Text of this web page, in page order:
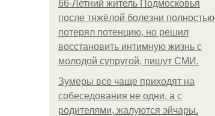
66-Летний житель Подмосковья
после тяжёлой болезни полностью
потерял потенцию, но решил
восстановить интимную жизнь с
молодой супругой, пишут СМИ.
Зумеры все чаще приходят на
собеседования не одни, а с
родителями, жалуются эйчары.